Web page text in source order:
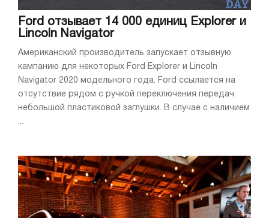
Ford отзывает 14 000 единиц Explorer и
Lincoln Navigator
Американский производитель запускает отзывную
кампанию для некоторых Ford Explorer и Lincoln
Navigator 2020 модельного года. Ford ссылается на
отсутствие рядом с ручкой переключения передач
небольшой пластиковой заглушки. В случае с наличием
...